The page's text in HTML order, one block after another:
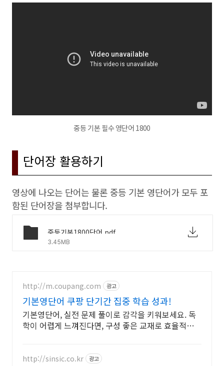
중등 기본 필수 영단어 1800
단어장 활용하기
영상에 나오는 단어는 물론 중등 기본 영단어가 모두 포
함된 단어장을 첨부합니다.
중등기본1800단어.pdf
3.45MB
http://m.coupang.com 광고
기본영단어 쿠팡 단기간 집중 학습 성과!
기본영단어, 실전 문제 풀이로 감각을 키워보세요. 독
학이 어렵게 느껴진다면, 구성 좋은 교재로 효율적인
http://sinsic.co.kr 광고